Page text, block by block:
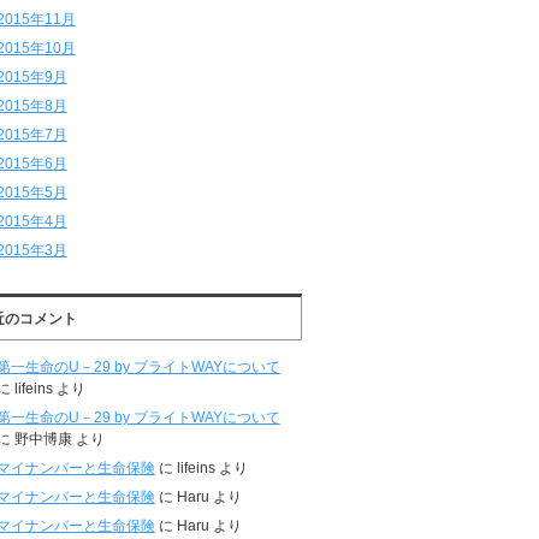
年11月
年10月
年9月
年8月
年7月
年6月
年5月
年4月
年3月
のコメント
一生命のU－29 by ブライトWAYについて
lifeinsより
一生命のU－29 by ブライトWAYについて
野中博康より
イナンバーと生命保険に lifeinsより
イナンバーと生命保険に Haru より
イナンバーと生命保険に Haru より